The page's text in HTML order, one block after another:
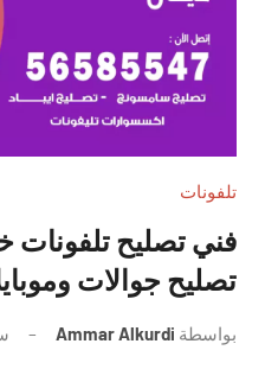
تلفونات
تصليح جوالات
بواسطة Ammar Alkurdi